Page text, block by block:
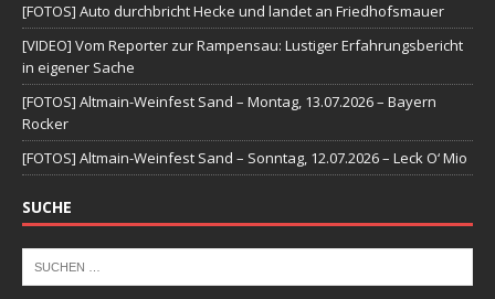
[FOTOS] Auto durchbricht Hecke und landet an Friedhofsmauer
[VIDEO] Vom Reporter zur Rampensau: Lustiger Erfahrungsbericht
in eigener Sache
[FOTOS] Altmain-Weinfest Sand – Montag, 13.07.2026 – Bayern
Rocker
[FOTOS] Altmain-Weinfest Sand – Sonntag, 12.07.2026 – Leck O‘ Mio
SUCHE